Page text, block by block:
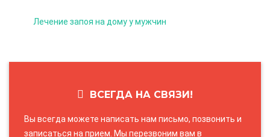
Лечение запоя на дому у мужчин
ВСЕГДА НА СВЯЗИ!
Вы всегда можете написать нам письмо, позвонить и
записаться на прием. Мы перезвоним вам в